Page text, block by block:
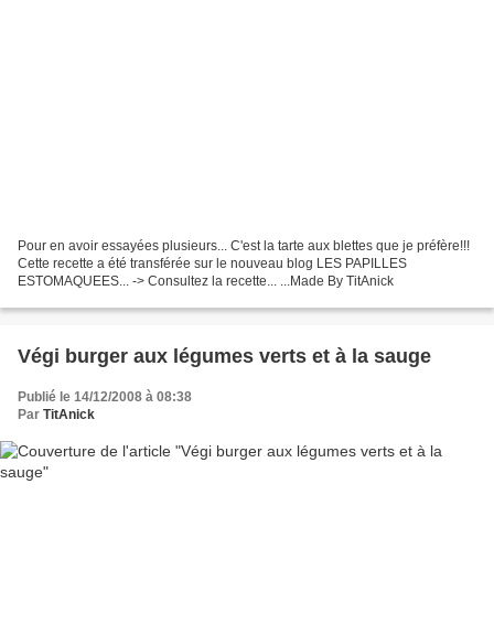
Pour en avoir essayées plusieurs... C'est la tarte aux blettes que je préfère!!!
Cette recette a été transférée sur le nouveau blog LES PAPILLES
ESTOMAQUEES... -> Consultez la recette... ...Made By TitAnick
Végi burger aux légumes verts et à la sauge
Publié le 14/12/2008 à 08:38
Par TitAnick